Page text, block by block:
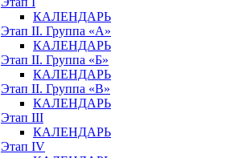
КАЛЕНДАРЬ
Этап II. Группа «А»
КАЛЕНДАРЬ
Этап II. Группа «Б»
КАЛЕНДАРЬ
Этап II. Группа «В»
КАЛЕНДАРЬ
Этап III
КАЛЕНДАРЬ
Этап IV